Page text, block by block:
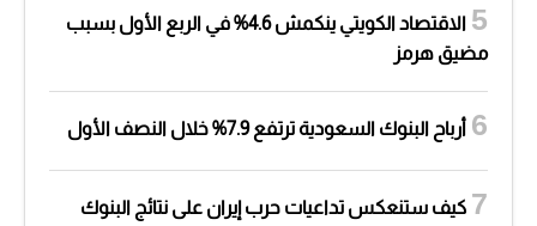
الاقتصاد الكويتي ينكمش 4.6% في الربع الأول بسبب
مضيق هرمز
أرباح البنوك السعودية ترتفع 7.9% خلال النصف الأول
كيف ستنعكس تداعيات حرب إيران على نتائج البنوك